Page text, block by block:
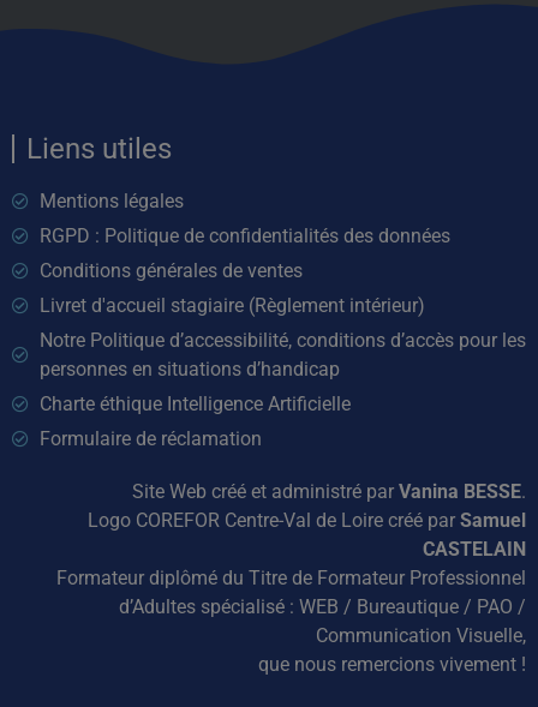
Liens utiles
Mentions légales
RGPD : Politique de confidentialités des données
Conditions générales de ventes
Livret d'accueil stagiaire (Règlement intérieur)
Notre Politique d’accessibilité, conditions d’accès pour les
personnes en situations d’handicap
Charte éthique Intelligence Artificielle
Formulaire de réclamation
Site Web créé et administré par Vanina BESSE.
Logo COREFOR Centre-Val de Loire créé par Samuel
CASTELAIN
Formateur diplômé du Titre de Formateur Professionnel
d’Adultes spécialisé : WEB / Bureautique / PAO /
Communication Visuelle,
que nous remercions vivement !